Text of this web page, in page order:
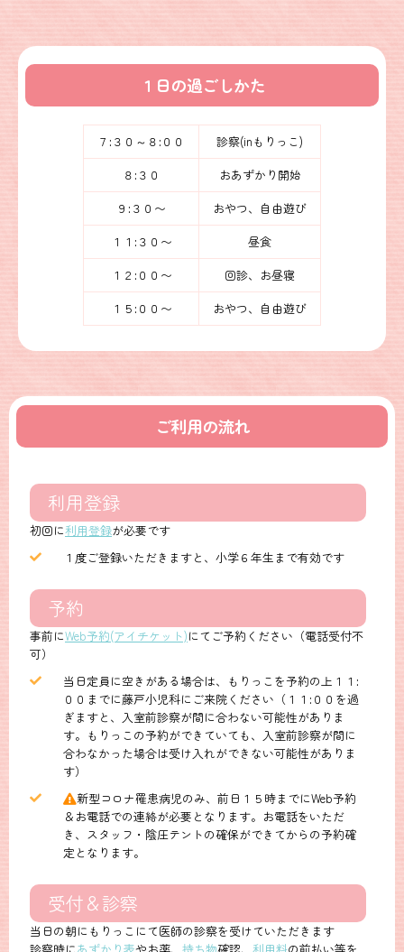
１日の過ごしかた
７:３０～８:００
診察(inもりっこ)
８:３０
おあずかり開始
９:３０〜
おやつ、自由遊び
１１:３０〜
昼食
１２:００〜
回診、お昼寝
１５:００〜
おやつ、自由遊び
ご利用の流れ
利用登録
初回に利用登録が必要です
１度ご登録いただきますと、小学６年生まで有効です
予約
事前にWeb予約(アイチケット)にてご予約ください（電話受付不
可）
当日定員に空きがある場合は、もりっこを予約の上１１:
００までに藤戸小児科にご来院ください（１１:００を過
ぎますと、入室前診察が間に合わない可能性がありま
す。もりっこの予約ができていても、入室前診察が間に
合わなかった場合は受け入れができない可能性がありま
す）
新型コロナ罹患病児のみ、前日１５時までにWeb予約
＆お電話での連絡が必要となります。お電話をいただ
き、スタッフ・陰圧テントの確保ができてからの予約確
定となります。
受付＆診察
当日の朝にもりっこにて医師の診察を受けていただきます
診察時にあずかり表やお薬、 持ち物確認、 利用料の前払い等を